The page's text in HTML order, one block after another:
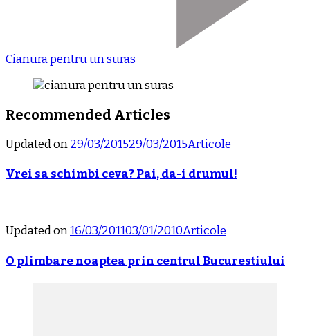
Cianura pentru un suras
Recommended Articles
Updated on29/03/201529/03/2015Articole
Vrei sa schimbi ceva? Pai, da-i drumul!
Updated on16/03/201103/01/2010Articole
O plimbare noaptea prin centrul Bucurestiului